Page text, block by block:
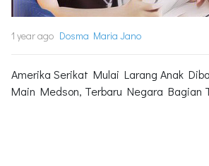
1 year ago Dosma Maria Jano
Amerika Serikat Mulai Larang Anak
Main Medson, Terbaru Negara Bagian